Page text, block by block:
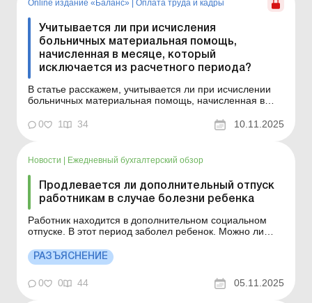
Online издание «Баланс» Оплата труда и кадры
Учитывается ли при исчисления
больничных материальная помощь,
начисленная в месяце, который
исключается из расчетного периода?
В статье расскажем, учитывается ли при исчислении
больничных материальная помощь, начисленная в
Баланс № 45 от 11 ноября 2025 года Практическая
всего ав...
0 1 34 10.11.2025
Новости Ежедневный бухгалтерский обзор
Продлевается ли дополнительный отпуск
работникам в случае болезни ребенка
Работник находится в дополнительном социальном
отпуске. В этот период заболел ребенок. Можно ли
по теме: Можно ли отзывать работников из отпусков во
время военного положения? Отпуск (в частности,
ежегодный и дополнительный социальный на детей)
не ...
РАЗЪЯСНЕНИЕ
0 0 44 05.11.2025